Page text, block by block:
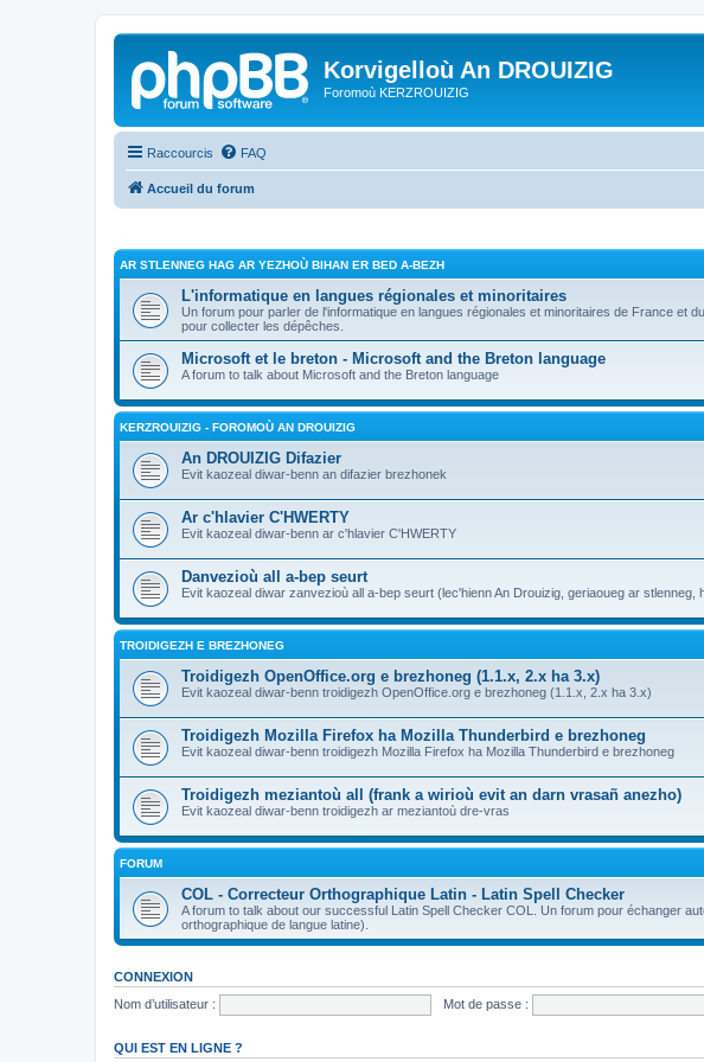
Korvigelloù An DROUIZIG
Foromoù KERZROUIZIG
Raccourcis FAQ
Accueil du forum
AR STLENNEG HAG AR YEZHOÙ BIHAN ER BED A-BEZH
L'informatique en langues régionales et minoritaires
Un forum pour parler de l'informatique en langues régionales et minoritaires de France et
pour collecter les dépêches.
Microsoft et le breton - Microsoft and the Breton language
A forum to talk about Microsoft and the Breton language
KERZROUIZIG - FOROMOÙ AN DROUIZIG
An DROUIZIG Difazier
Evit kaozeal diwar-benn an difazier brezhonek
Ar c'hlavier C'HWERTY
Evit kaozeal diwar-benn ar c'hlavier C'HWERTY
Danvezioù all a-bep seurt
Evit kaozeal diwar zanvezioù all a-bep seurt (lec'hienn An Drouizig, geriaoueg ar stlenneg,
TROIDIGEZH E BREZHONEG
Troidigezh OpenOffice.org e brezhoneg (1.1.x, 2.x ha 3.x)
Evit kaozeal diwar-benn troidigezh OpenOffice.org e brezhoneg (1.1.x, 2.x ha 3.x)
Troidigezh Mozilla Firefox ha Mozilla Thunderbird e brezhoneg
Evit kaozeal diwar-benn troidigezh Mozilla Firefox ha Mozilla Thunderbird e brezhoneg
Troidigezh meziantoù all (frank a wirioù evit an darn vrasañ anezho)
Evit kaozeal diwar-benn troidigezh ar meziantoù dre-vras
FORUM
COL - Correcteur Orthographique Latin - Latin Spell Checker
A forum to talk about our successful Latin Spell Checker COL. Un forum pour échanger
orthographique de langue latine).
CONNEXION
Nom d’utilisateur :
Mot de passe :
QUI EST EN LIGNE ?